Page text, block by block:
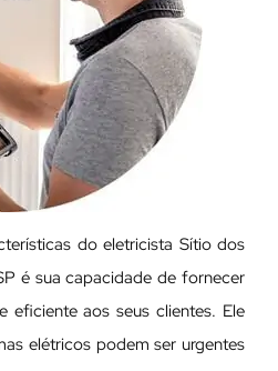
do eletricista Sítio dos
é sua capacidade de fornecer
eficiente aos seus clientes. Ele
elétricos podem ser urgentes